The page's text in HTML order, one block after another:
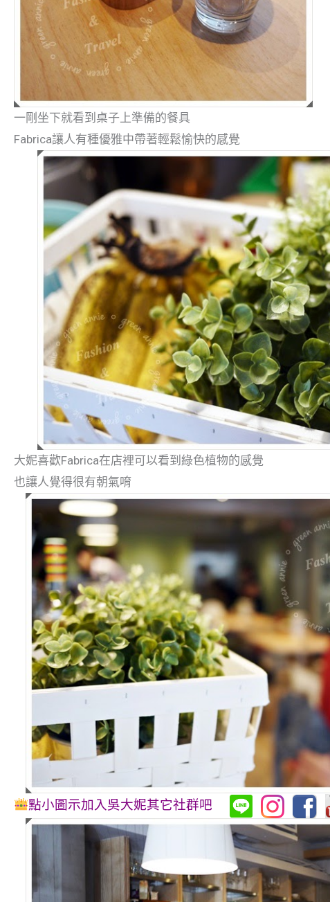
一剛坐下就看到桌子上準備的餐具
Fabrica讓人有種優雅中帶著輕鬆愉快的感覺
大妮喜歡Fabrica在店裡可以看到綠色植物的感覺
也讓人覺得很有朝氣唷
點小圖示加入吳大妮其它社群吧